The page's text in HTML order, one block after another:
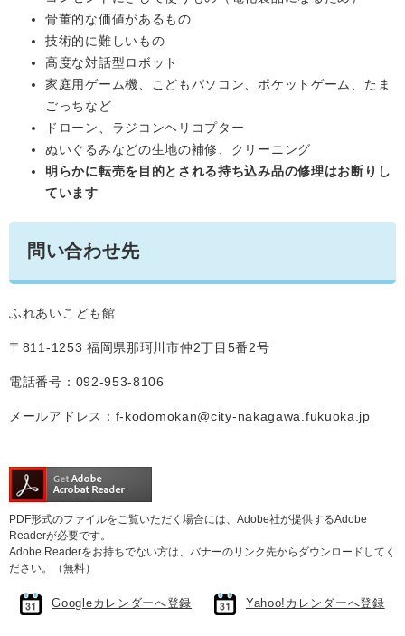
骨董的な価値があるもの
技術的に難しいもの
高度な対話型ロボット
家庭用ゲーム機、こどもパソコン、ポケットゲーム、たま
ごっちなど
ドローン、ラジコンヘリコプター
ぬいぐるみなどの生地の補修、クリーニング
明らかに転売を目的とされる持ち込み品の修理はお断りし
ています
問い合わせ先
ふれあいこども館
〒811-1253 福岡県那珂川市仲2丁目5番2号
電話番号：092-953-8106
メールアドレス： f-kodomokan@city-nakagawa.fukuoka.jp
PDF形式のファイルをご覧いただく場合には、Adobe社が提供するAdobe
Readerが必要です。
Adobe Readerをお持ちでない方は、バナーのリンク先からダウンロードしてく
ださい。（無料）
Googleカレンダーへ登録 Yahoo!カレンダーへ登録